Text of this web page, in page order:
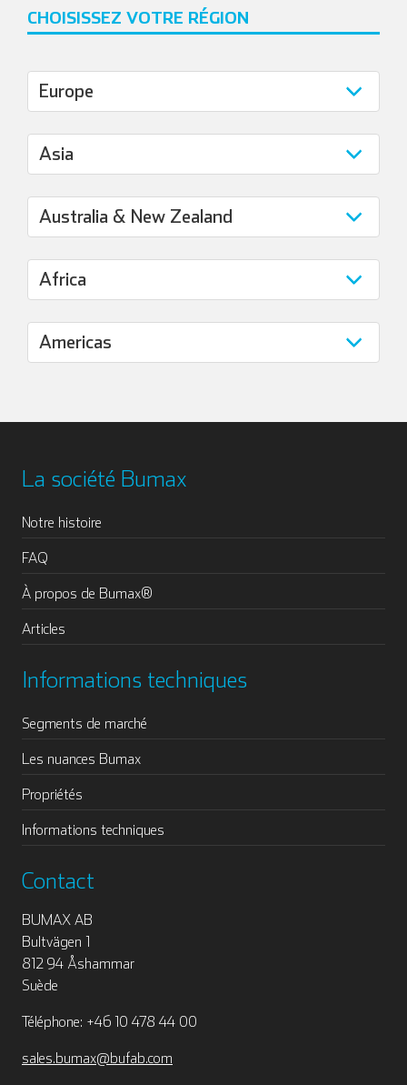
CHOISISSEZ VOTRE RÉGION
La société Bumax
Notre histoire
FAQ
À propos de Bumax®
Articles
Informations techniques
Segments de marché
Les nuances Bumax
Propriétés
Informations techniques
Contact
BUMAX AB
Bultvägen 1
812 94 Åshammar
Suède
Téléphone: +46 10 478 44 00
sales.bumax@bufab.com